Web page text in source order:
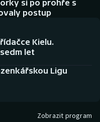
si po prohře s
postup
Kielu.
let
Ligu
Zobrazit program